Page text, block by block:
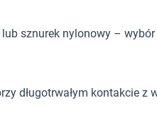
sznurek nylonowy –
długotrwałym kontakcie z